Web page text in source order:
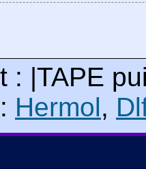
: |TAPE
Hermol,